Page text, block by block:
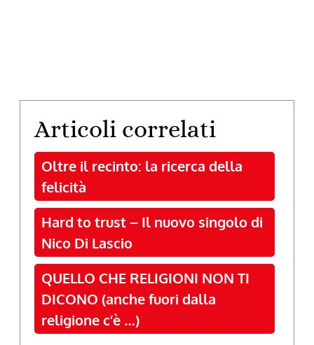
Articoli correlati
Oltre il recinto: la ricerca della
felicità
Hard to trust – Il nuovo singolo di
Nico Di Lascio
QUELLO CHE RELIGIONI NON TI
DICONO (anche fuori dalla
religione c’è …)